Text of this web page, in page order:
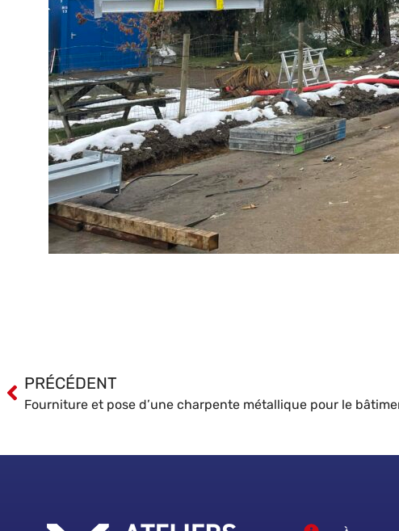
PRÉCÉDENT
Fourniture et pose d’une charpente métallique pour le